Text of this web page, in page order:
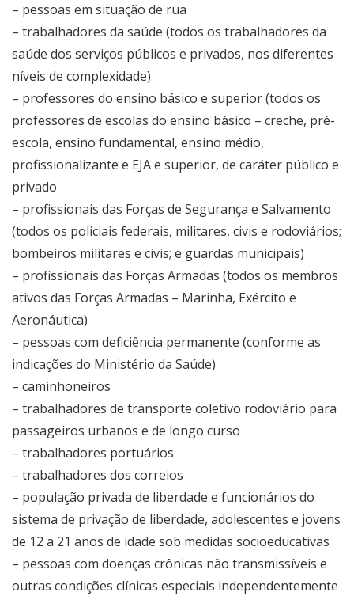
– pessoas em situação de rua
– trabalhadores da saúde (todos os trabalhadores da
saúde dos serviços públicos e privados, nos diferentes
níveis de complexidade)
– professores do ensino básico e superior (todos os
professores de escolas do ensino básico – creche, pré-
escola, ensino fundamental, ensino médio,
profissionalizante e EJA e superior, de caráter público e
privado
– profissionais das Forças de Segurança e Salvamento
(todos os policiais federais, militares, civis e rodoviários;
bombeiros militares e civis; e guardas municipais)
– profissionais das Forças Armadas (todos os membros
ativos das Forças Armadas – Marinha, Exército e
Aeronáutica)
– pessoas com deficiência permanente (conforme as
indicações do Ministério da Saúde)
– caminhoneiros
– trabalhadores de transporte coletivo rodoviário para
passageiros urbanos e de longo curso
– trabalhadores portuários
– trabalhadores dos correios
– população privada de liberdade e funcionários do
sistema de privação de liberdade, adolescentes e jovens
de 12 a 21 anos de idade sob medidas socioeducativas
– pessoas com doenças crônicas não transmissíveis e
outras condições clínicas especiais independentemente